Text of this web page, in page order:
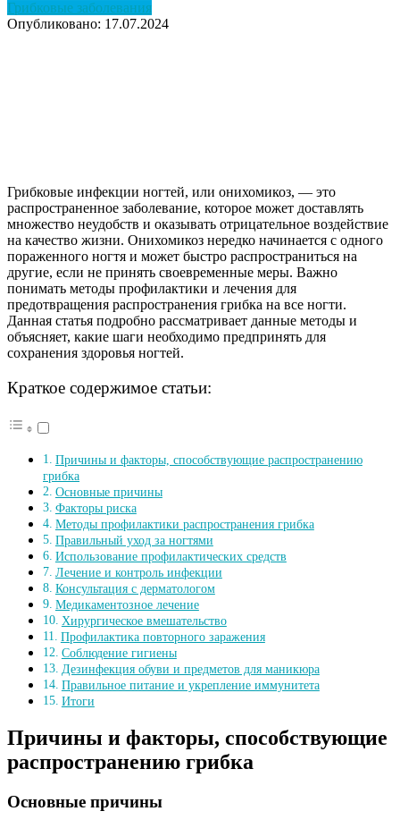
Грибковые заболевания
Опубликовано: 17.07.2024
Грибковые инфекции ногтей, или онихомикоз, — это
распространенное заболевание, которое может доставлять
множество неудобств и оказывать отрицательное воздействие
на качество жизни. Онихомикоз нередко начинается с одного
пораженного ногтя и может быстро распространиться на
другие, если не принять своевременные меры. Важно
понимать методы профилактики и лечения для
предотвращения распространения грибка на все ногти.
Данная статья подробно рассматривает данные методы и
объясняет, какие шаги необходимо предпринять для
сохранения здоровья ногтей.
Краткое содержимое статьи:
Причины и факторы, способствующие распространению
грибка
Основные причины
Факторы риска
Методы профилактики распространения грибка
Правильный уход за ногтями
Использование профилактических средств
Лечение и контроль инфекции
Консультация с дерматологом
Медикаментозное лечение
Хирургическое вмешательство
Профилактика повторного заражения
Соблюдение гигиены
Дезинфекция обуви и предметов для маникюра
Правильное питание и укрепление иммунитета
Итоги
Причины и факторы, способствующие
распространению грибка
Основные причины